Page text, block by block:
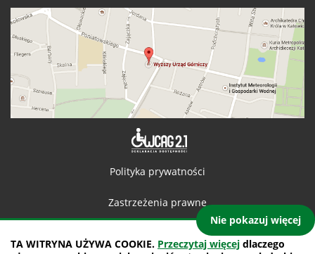
TA WITRYNA UŻYWA COOKIE. Przeczytaj więcej dlaczego
Nie pokazuj więcej
Polityka prywatności
Zastrzeżenia prawne